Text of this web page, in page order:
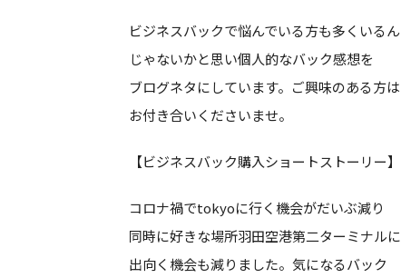
ビジネスバックで悩んでいる方も多くいるん
じゃないかと思い個人的なバック感想を
ブログネタにしています。ご興味のある方は
お付き合いくださいませ。
【ビジネスバック購入ショートストーリー】
コロナ禍でtokyoに行く機会がだいぶ減り
同時に好きな場所羽田空港第二ターミナルに
出向く機会も減りました。気になるバック